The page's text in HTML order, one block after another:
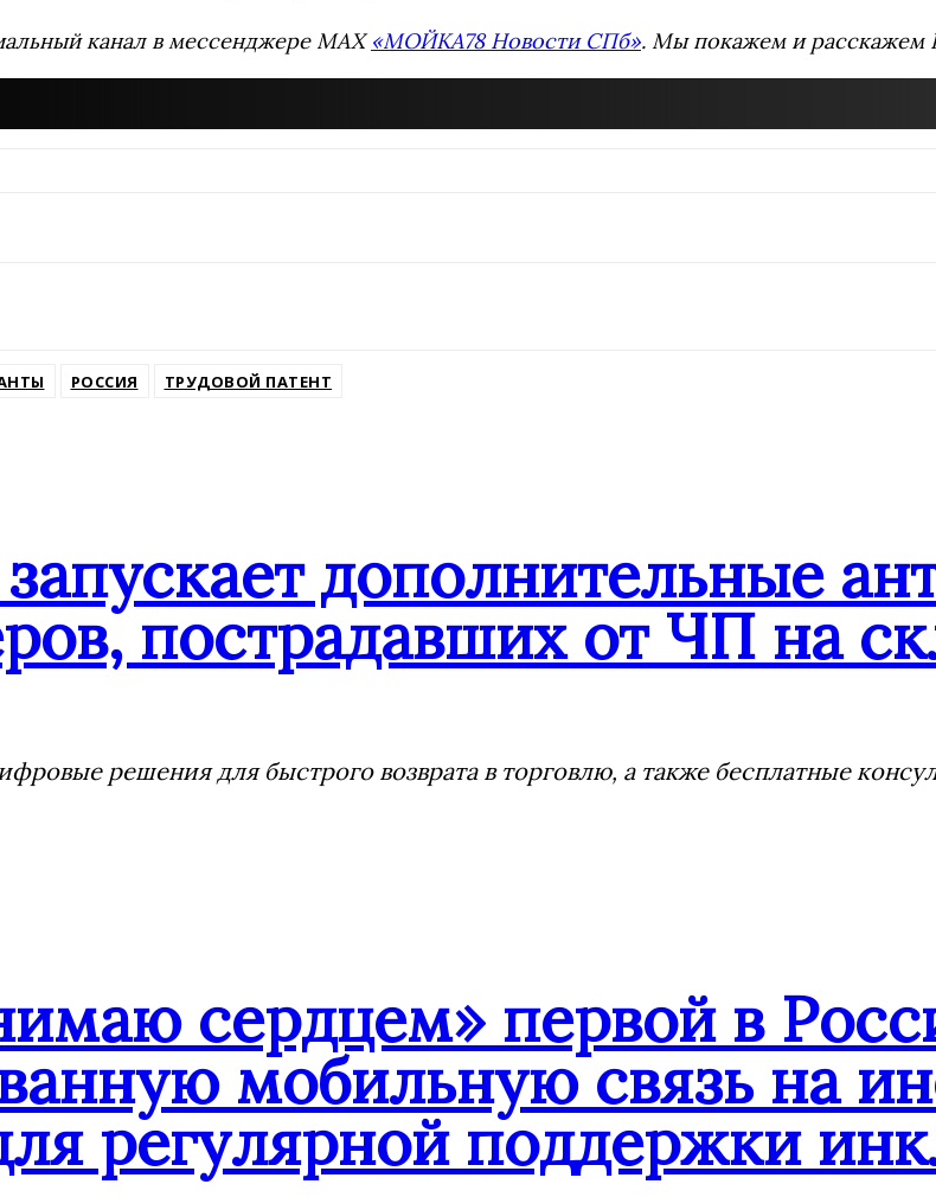
канал в мессенджере MAX«МОЙКА78 Новости СПб». Мы покажем и расскажем
РОССИЯ ТРУДОВОЙ ПАТЕНТ
дополнительные
пострадавших от ЧП на
решения для быстрого возврата в торговлю, а также бесплатные
сердцем» первой в
мобильную связь на
регулярной поддержки